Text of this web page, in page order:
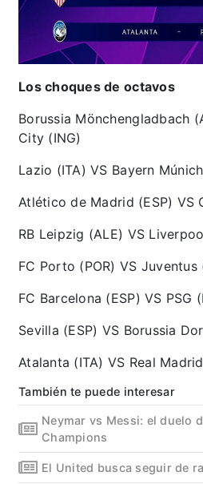
Los choques de octavos
Borussia Mönchengladbach
City (ING)
Lazio (ITA) VS Bayern
Atlético de Madrid (ESP) VS
RB Leipzig (ALE) VS
FC Porto (POR) VS Juventus
FC Barcelona (ESP) VS PSG
Sevilla (ESP) VS Borussia
Atalanta (ITA) VS Real
También te puede interesar
Neymar vs Messi: el duelo
Champions
El United busca seguir de